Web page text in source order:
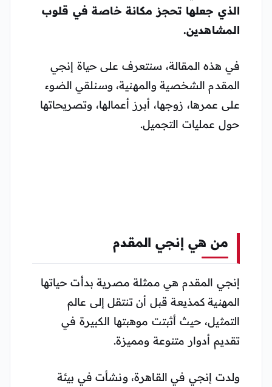
الذي جعلها تحجز مكانة خاصة في قلوب
المشاهدين.
في هذه المقالة، سنتعرف على حياة إنجي
المقدم الشخصية والمهنية، وسنلقي الضوء
على عمرها، زوجها، أبرز أعمالها، وتصريحاتها
حول عمليات التجميل.
من هي إنجي المقدم
إنجي المقدم هي ممثلة مصرية بدأت حياتها
المهنية كمذيعة قبل أن تنتقل إلى عالم
التمثيل، حيث أثبتت موهبتها الكبيرة في
تقديم أدوار متنوعة ومميزة.
ولدت إنجي في القاهرة، ونشأت في بيئة